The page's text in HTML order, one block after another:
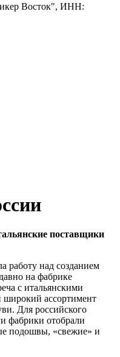
Восток", ИНН:
поставщики
работу над созданием
на фабрике
с итальянскими
широкий ассортимент
Для российского
фабрики отобрали
подошвы, «свежие» и